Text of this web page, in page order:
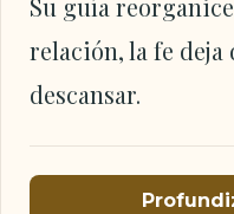
Su guía
relación, la fe deja
descansar.